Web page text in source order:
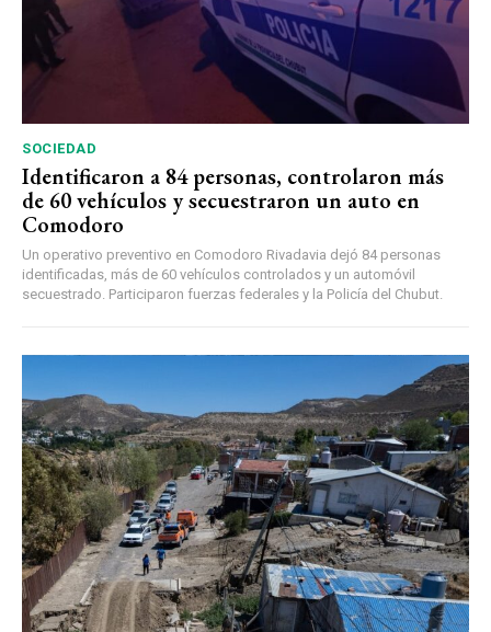
SOCIEDAD
Identificaron a 84 personas, controlaron más
de 60 vehículos y secuestraron un auto en
Comodoro
Un operativo preventivo en Comodoro Rivadavia dejó 84 personas
identificadas, más de 60 vehículos controlados y un automóvil
secuestrado. Participaron fuerzas federales y la Policía del Chubut.